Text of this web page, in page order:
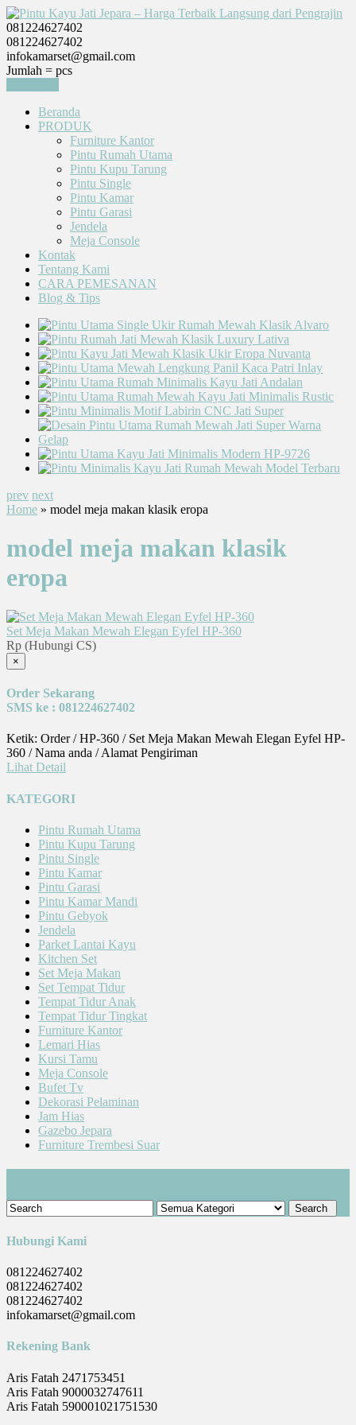
081224627402
081224627402
infokamarset@gmail.com
Jumlah = pcs
Beranda
PRODUK
Furniture Kantor
Pintu Rumah Utama
Pintu Kupu Tarung
Pintu Single
Pintu Kamar
Pintu Garasi
Jendela
Meja Console
Kontak
Tentang Kami
CARA PEMESANAN
Blog & Tips
prev next
Home » model meja makan klasik eropa
model meja makan klasik
eropa
Set Meja Makan Mewah Elegan Eyfel HP-360
Rp (Hubungi CS)
×
Order Sekarang
SMS ke : 081224627402
Ketik: Order / HP-360 / Set Meja Makan Mewah Elegan Eyfel HP-
360 / Nama anda / Alamat Pengiriman
Lihat Detail
KATEGORI
Pintu Rumah Utama
Pintu Kupu Tarung
Pintu Single
Pintu Kamar
Pintu Garasi
Pintu Kamar Mandi
Pintu Gebyok
Jendela
Parket Lantai Kayu
Kitchen Set
Set Meja Makan
Set Tempat Tidur
Tempat Tidur Anak
Tempat Tidur Tingkat
Furniture Kantor
Lemari Hias
Kursi Tamu
Meja Console
Bufet Tv
Dekorasi Pelaminan
Jam Hias
Gazebo Jepara
Furniture Trembesi Suar
Hubungi Kami
081224627402
081224627402
081224627402
infokamarset@gmail.com
Rekening Bank
Aris Fatah 2471753451
Aris Fatah 9000032747611
Aris Fatah 590001021751530